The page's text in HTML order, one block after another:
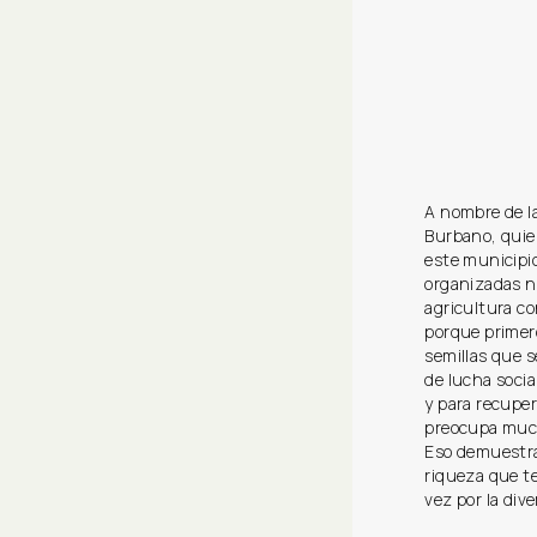
A nombre de
Burbano,
este
organizadas
agricultura
porque
semillas que
de lucha
y para
preocupa
Eso
riqueza que
vez por la